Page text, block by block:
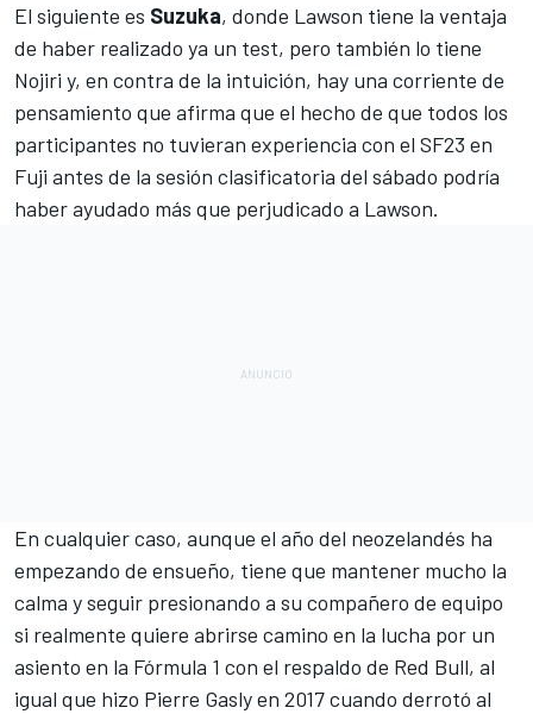
El siguiente es Suzuka, donde Lawson tiene la ventaja
de haber realizado ya un test, pero también lo tiene
Nojiri y, en contra de la intuición, hay una corriente de
pensamiento que afirma que el hecho de que todos los
participantes no tuvieran experiencia con el SF23 en
Fuji antes de la sesión clasificatoria del sábado podría
haber ayudado más que perjudicado a Lawson.
En cualquier caso, aunque el año del neozelandés ha
empezando de ensueño, tiene que mantener mucho la
calma y seguir presionando a su compañero de equipo
si realmente quiere abrirse camino en la lucha por un
asiento en la Fórmula 1 con el respaldo de Red Bull, al
igual que hizo Pierre Gaslyen 2017 cuando derrotó al